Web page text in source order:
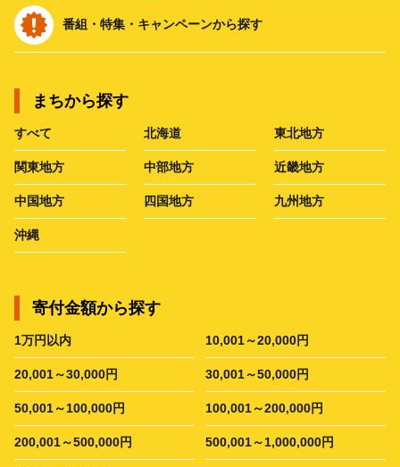
番組・特集・キャンペーンから探す
まちから探す
すべて 北海道 東北地方
関東地方 中部地方 近畿地方
中国地方 四国地方 九州地方
沖縄
寄付金額から探す
1万円以内 10,001～20,000円
20,001～30,000円 30,001～50,000円
50,001～100,000円 100,001～200,000円
200,001～500,000円 500,001～1,000,000円